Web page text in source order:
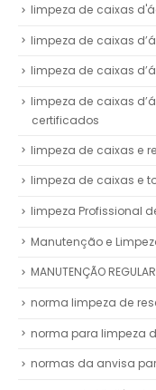
limpeza de caixas
limpeza de caixas
limpeza de caixas
limpeza de caixas
certificados
limpeza de caixas e
limpeza de caixas e
limpeza Profissional
Manutenção e
MANUTENÇÃO
norma limpeza de
norma para limpeza
normas da anvisa